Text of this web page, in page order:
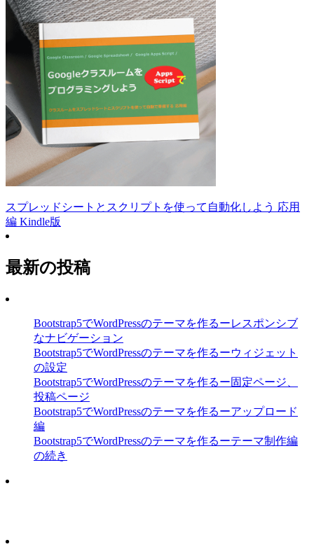
スプレッドシートとスクリプトを使って自動化しよう 応用
編 Kindle版
最新の投稿
Bootstrap5でWordPressのテーマを作るーレスポンシブ
なナビゲーション
Bootstrap5でWordPressのテーマを作るーウィジェット
の設定
Bootstrap5でWordPressのテーマを作るー固定ページ、
投稿ページ
Bootstrap5でWordPressのテーマを作るーアップロード
編
Bootstrap5でWordPressのテーマを作るーテーマ制作編
の続き